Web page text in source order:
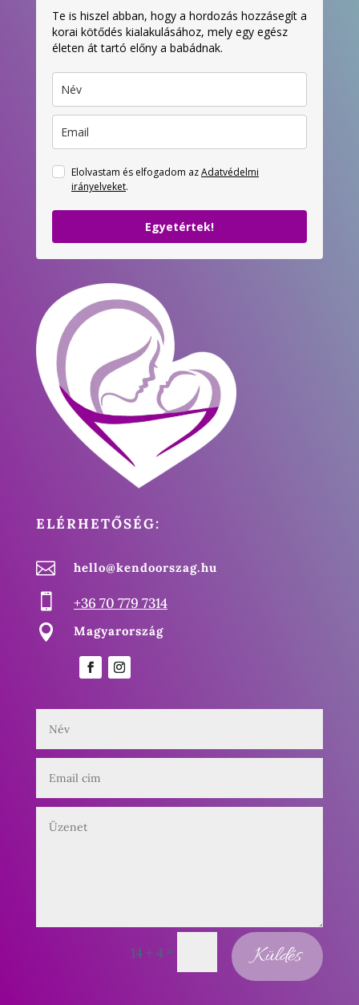
Te is hiszel abban, hogy a hordozás hozzásegít a
korai kötődés kialakulásához, mely egy egész
életen át tartó előny a babádnak.
Elolvastam és elfogadom azAdatvédelmi
irányelveket.
Egyetértek!
ELÉRHETŐSÉG:
 hello@kendoorszag.hu
 +36 70 779 7314
 Magyarország
14 + 4 = Küldés